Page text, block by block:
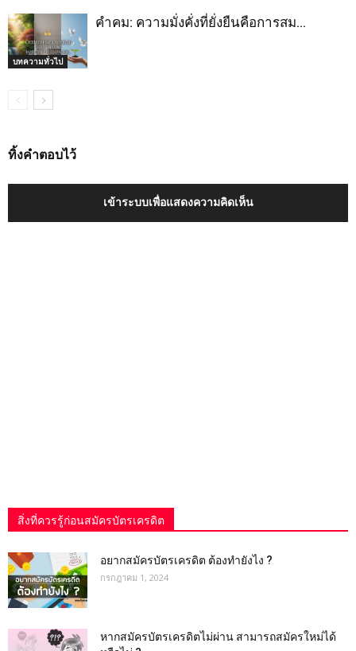
บทความทั่วไป
คำคม: ความมั่งคั่งที่ยั่งยืนคือการสม…
ทิ้งคำตอบไว้
เข้าระบบเพื่อแสดงความคิดเห็น
สิ่งที่ควรรู้ก่อนสมัครบัตรเครดิต
อยากสมัครบัตรเครดิต ต้องทำยังไง ?
กรกฎาคม 1, 2024
หากสมัครบัตรเครดิตไม่ผ่าน สามารถสมัครใหม่ได้